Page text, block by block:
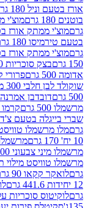
גרם
מוצ'י
אורז בטעם פנקייק עם
גרם
אורז בטעם תה מאצ'ה
סוכריות 100 גרם
ממרח
פרורי קראמבל 400 גרם
300 מ"ל
רוטב
אמרנה בסירופ 300 גרם
קרמו ריו 500 גרם
צ'דר 319 גרם
טוויסט מילוי תפוז 63 גרם
מרשמלו גלידה 100 גרם
100 גרם
מלו
מילוי תות 63 גרם
90 גרם
לקקן פיןפופ 10 יח'
על מקל חמוצות 120